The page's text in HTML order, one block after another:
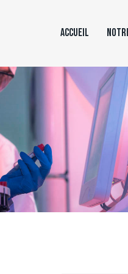
ACCUEIL